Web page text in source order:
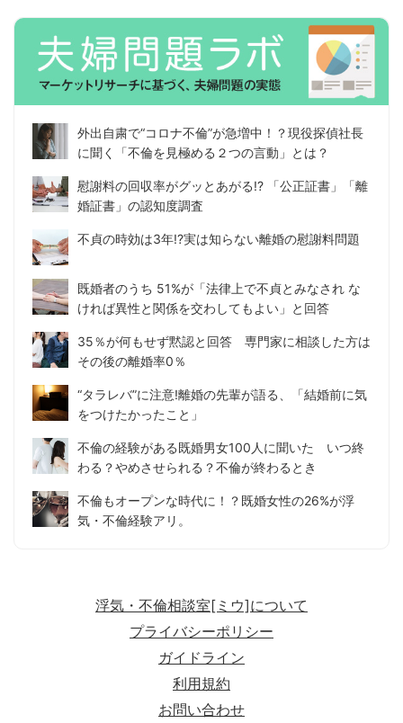
外出自粛で“コロナ不倫”が急増中！？現役探偵社長
に聞く「不倫を見極める２つの言動」とは？
慰謝料の回収率がグッとあがる!? 「公正証書」「離
婚証書」の認知度調査
不貞の時効は3年!?実は知らない離婚の慰謝料問題
既婚者のうち 51%が「法律上で不貞とみなされ な
ければ異性と関係を交わしてもよい」と回答
35％が何もせず黙認と回答 専門家に相談した方は
その後の離婚率0％
“タラレバ”に注意!離婚の先輩が語る、「結婚前に気
をつけたかったこと」
不倫の経験がある既婚男女100人に聞いた いつ終
わる？やめさせられる？不倫が終わるとき
不倫もオープンな時代に！？既婚女性の26%が浮
気・不倫経験アリ。
浮気・不倫相談室[ミウ]について
プライバシーポリシー
ガイドライン
利用規約
お問い合わせ